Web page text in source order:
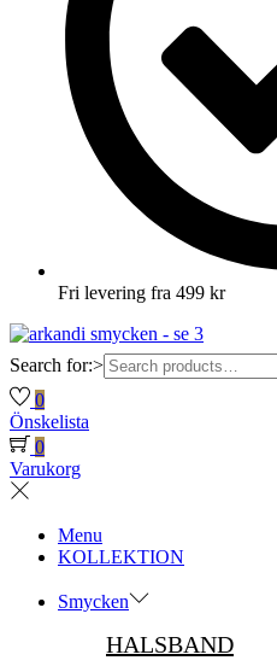
Fri levering fra 499 kr
Search for:>
0
Önskelista
0
Varukorg
Menu
KOLLEKTION
Smycken
HALSBAND